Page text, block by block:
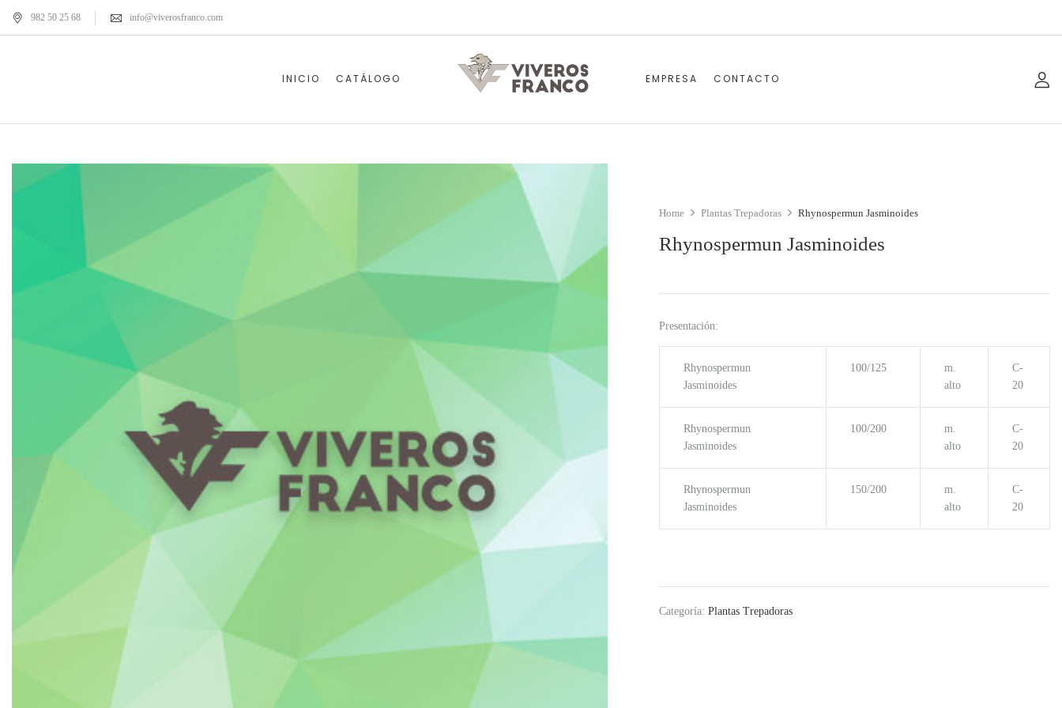
982 50 25 68 info@viverosfranco.com
INICIO CATÁLOGO EMPRESA CONTACTO
Home Plantas Trepadoras Rhynospermun Jasminoides
Rhynospermun Jasminoides
Presentación:
Rhynospermun
Jasminoides
100/125
m.
alto
C-
20
Rhynospermun
Jasminoides
100/200
m.
alto
C-
20
Rhynospermun
Jasminoides
150/200
m.
alto
C-
20
Categoría: Plantas Trepadoras